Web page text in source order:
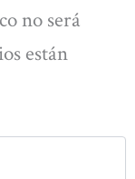
no será
están